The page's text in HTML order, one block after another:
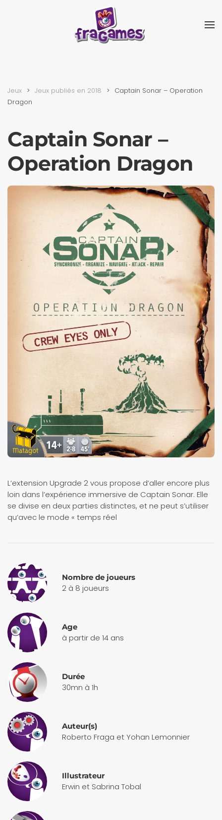
Skip to main content
Jeux Jeux publiés en 2018
Captain Sonar – Operation
Dragon
Captain Sonar –
Operation Dragon
L’extension Upgrade 2 vous propose d’aller encore plus
loin dans l’expérience immersive de Captain Sonar. Elle
se divise en deux parties distinctes, et ne peut s’utiliser
qu’avec le mode « temps réel
Nombre de joueurs
2 à 8 joueurs
Age
à partir de 14 ans
Durée
30mn à 1h
Auteur(s)
Roberto Fraga et Yohan Lemonnier
Illustrateur
Erwin et Sabrina Tobal